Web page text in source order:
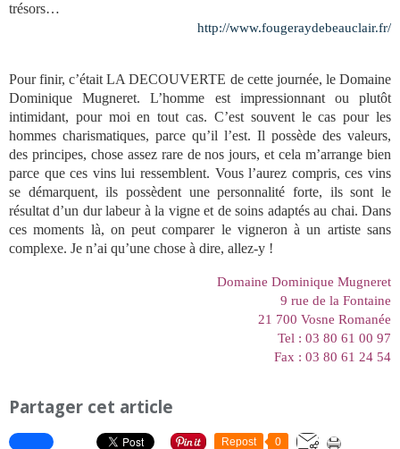
trésors…
http://www.fougeraydebeauclair.fr/
Pour finir, c’était LA DECOUVERTE de cette journée, le Domaine
Dominique Mugneret. L’homme est impressionnant ou plutôt
intimidant, pour moi en tout cas. C’est souvent le cas pour les
hommes charismatiques, parce qu’il l’est. Il possède des valeurs,
des principes, chose assez rare de nos jours, et cela m’arrange bien
parce que ces vins lui ressemblent. Vous l’aurez compris, ces vins
se démarquent, ils possèdent une personnalité forte, ils sont le
résultat d’un dur labeur à la vigne et de soins adaptés au chai. Dans
ces moments là, on peut comparer le vigneron à un artiste sans
complexe. Je n’ai qu’une chose à dire, allez-y !
Domaine Dominique Mugneret
9 rue de la Fontaine
21 700 Vosne Romanée
Tel : 03 80 61 00 97
Fax : 03 80 61 24 54
Partager cet article
Repost 0